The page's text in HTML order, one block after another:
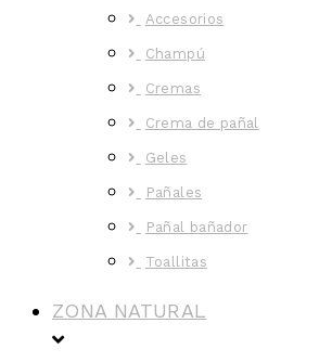
Accesorios
Champú
Cremas
Crema de pañal
Geles
Pañales
Pañal bañador
Toallitas
ZONA NATURAL